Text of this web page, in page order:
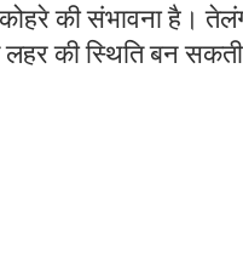
की संभावना है।
की स्थिति बन